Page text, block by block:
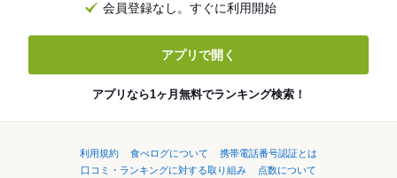
会員登録なし。すぐに利用開始
アプリで開く
アプリなら1ヶ月無料でランキング検索！
利用規約 食べログについて
携帯電話番号認証とは
口コミ・ランキングに対する取り組み
点数について